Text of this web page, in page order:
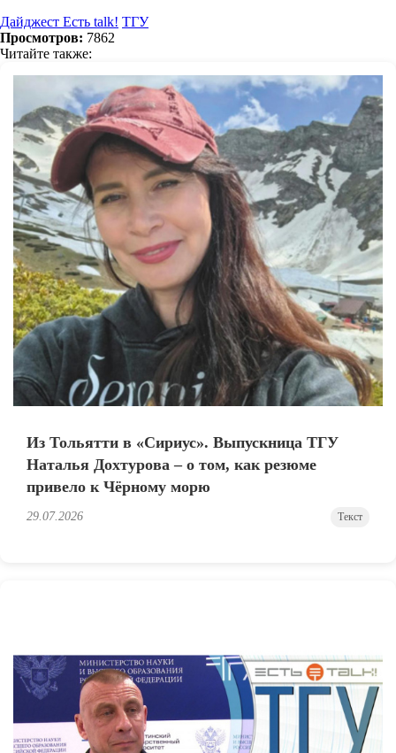
Дайджест Есть talk! ТГУ
Просмотров: 7862
Читайте также:
Из Тольятти в «Сириус». Выпускница ТГУ
Наталья Дохтурова – о том, как резюме
привело к Чёрному морю
29.07.2026 Текст